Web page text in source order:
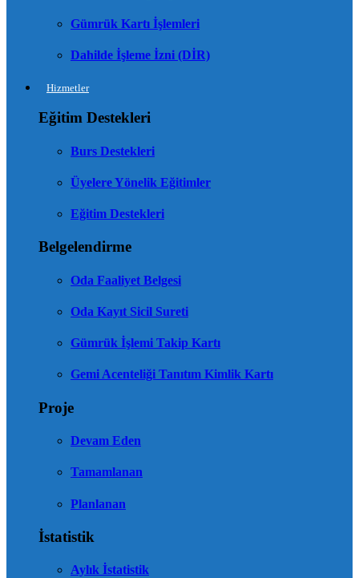
Gümrük Kartı İşlemleri
Dahilde İşleme İzni (DİR)
Hizmetler
Eğitim Destekleri
Burs Destekleri
Üyelere Yönelik Eğitimler
Eğitim Destekleri
Belgelendirme
Oda Faaliyet Belgesi
Oda Kayıt Sicil Sureti
Gümrük İşlemi Takip Kartı
Gemi Acenteliği Tanıtım Kimlik Kartı
Proje
Devam Eden
Tamamlanan
Planlanan
İstatistik
Aylık İstatistik